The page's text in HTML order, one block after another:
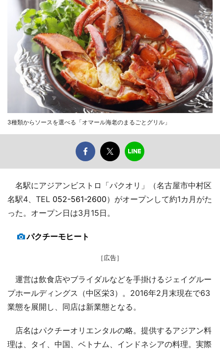
3種類からソースを選べる「オマール海老のまるごとグリル」
名駅にアジアンビストロ「パクオリ」（名古屋市中村区
名駅4、TEL 052-561-2600）がオープンして約1カ月がた
った。オープン日は3月15日。
パクチーモヒート
［広告］
運営は飲食店やブライダルなどを手掛けるジェイグルー
プホールディングス（中区栄3）。2016年2月末現在で63
業態を展開し、同店は新業態となる。
店名はパクチーオリエンタルの略。提供するアジアン料
理は、タイ、中国、ベトナム、インドネシアの料理。実際